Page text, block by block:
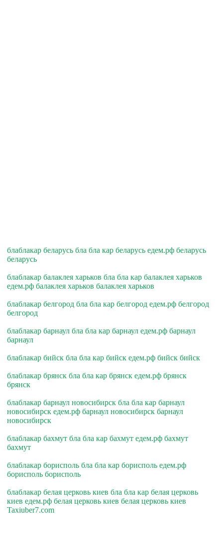
блаблакар беларусь бла бла кар беларусь едем.рф беларусь
беларусь
блаблакар балаклея харьков бла бла кар балаклея харьков
едем.рф балаклея харьков балаклея харьков
блаблакар белгород бла бла кар белгород едем.рф белгород
белгород
блаблакар барнаул бла бла кар барнаул едем.рф барнаул
барнаул
блаблакар бийск бла бла кар бийск едем.рф бийск бийск
блаблакар брянск бла бла кар брянск едем.рф брянск
брянск
блаблакар барнаул новосибирск бла бла кар барнаул
новосибирск едем.рф барнаул новосибирск барнаул
новосибирск
блаблакар бахмут бла бла кар бахмут едем.рф бахмут
бахмут
блаблакар борисполь бла бла кар борисполь едем.рф
борисполь борисполь
блаблакар белая церковь киев бла бла кар белая церковь
киев едем.рф белая церковь киев белая церковь киев
Taxiuber7.com